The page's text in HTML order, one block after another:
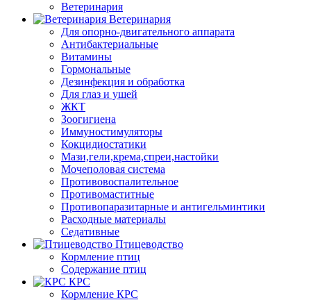
Ветеринария
Ветеринария
Для опорно-двигательного аппарата
Антибактериальные
Витамины
Гормональные
Дезинфекция и обработка
Для глаз и ушей
ЖКТ
Зоогигиена
Иммуностимуляторы
Кокцидиостатики
Мази,гели,крема,спреи,настойки
Мочеполовая система
Противовоспалительное
Противомаститные
Противопаразитарные и антигельминтики
Расходные материалы
Седативные
Птицеводство
Кормление птиц
Содержание птиц
КРС
Кормление КРС